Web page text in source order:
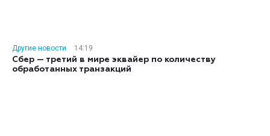
Другие новости
14:19
Сбер — третий в мире эквайер по количеству
обработанных транзакций